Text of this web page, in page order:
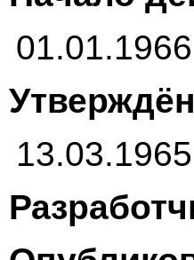
01.01.1966